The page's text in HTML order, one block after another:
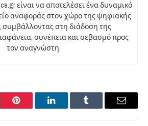
είναι να αποτελέσει ένα δυναμικό
αναφοράς στον χώρο της ψηφιακής
στη διάδοση της
συνέπεια και σεβασμό προς
τον αναγνώστη.
Pinterest LinkedInTumblr Email